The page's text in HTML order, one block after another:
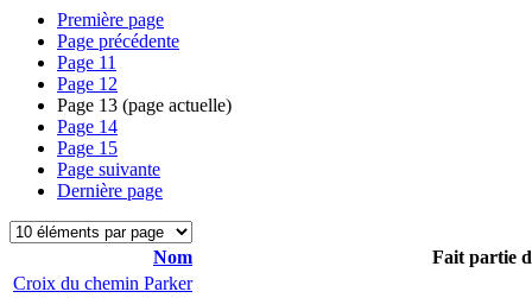
Première page
Page précédente
Page 11
Page 12
Page 13 (page actuelle)
Page 14
Page 15
Page suivante
Dernière page
Nom
Fait partie
Croix du chemin Parker